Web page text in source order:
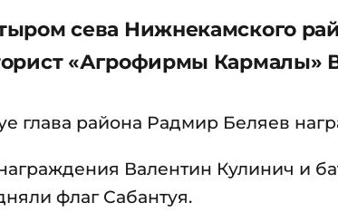
сева Нижнекамского
«Агрофирмы Кармалы»
глава района Радмир Беляев
Валентин Кулинич и
флаг Сабантуя.